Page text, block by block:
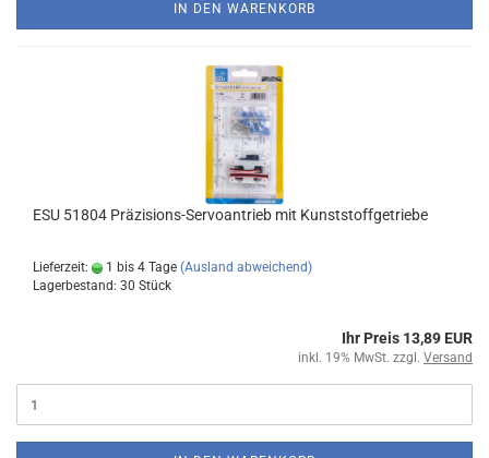
IN DEN WARENKORB
ESU 51804 Präzisions-Servoantrieb mit Kunststoffgetriebe
Lieferzeit: 1 bis 4 Tage (Ausland abweichend)
Lagerbestand: 30 Stück
Ihr Preis 13,89 EUR
inkl. 19% MwSt. zzgl. Versand